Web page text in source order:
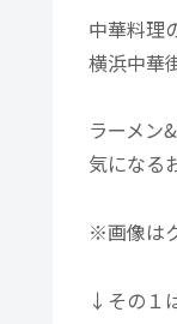
中華料理
横浜中華
ラーメン
気になる
※画像は
↓その１